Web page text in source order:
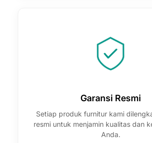
Garansi Resmi
Setiap produk furnitur kami
resmi untuk menjamin kualitas dan
Anda.